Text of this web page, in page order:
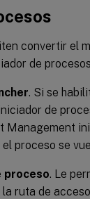
convertir el
de
. Si se
de
Management
el proceso se
proceso. Le
ruta de